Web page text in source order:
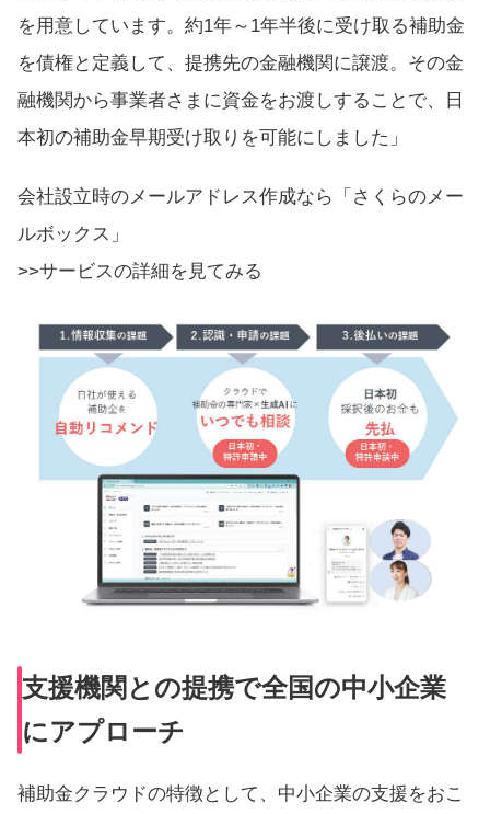
を用意しています。約1年～1年半後に受け取る補助金
を債権と定義して、提携先の金融機関に譲渡。その金
融機関から事業者さまに資金をお渡しすることで、日
本初の補助金早期受け取りを可能にしました」
会社設立時のメールアドレス作成なら「さくらのメー
ルボックス」
>>サービスの詳細を見てみる
支援機関との提携で全国の中小企業
にアプローチ
補助金クラウドの特徴として、中小企業の支援をおこ